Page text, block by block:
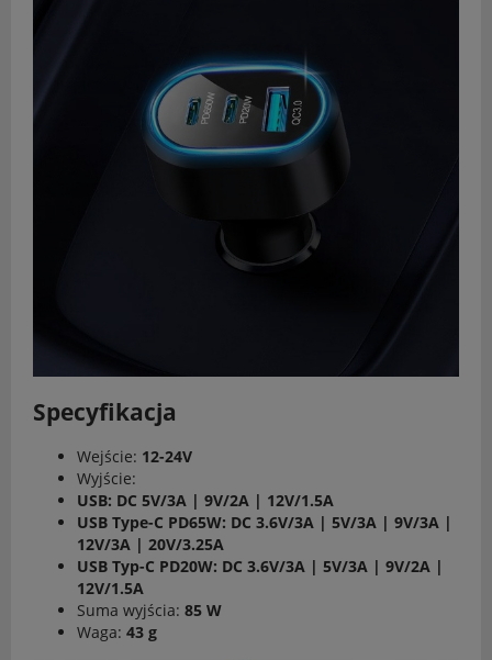
Specyfikacja
Wejście: 12-24V
Wyjście:
USB: DC 5V/3A | 9V/2A | 12V/1.5A
USB Type-C PD65W: DC 3.6V/3A | 5V/3A | 9V/3A |
12V/3A | 20V/3.25A
USB Typ-C PD20W: DC 3.6V/3A | 5V/3A | 9V/2A |
12V/1.5A
Suma wyjścia: 85 W
Waga: 43 g